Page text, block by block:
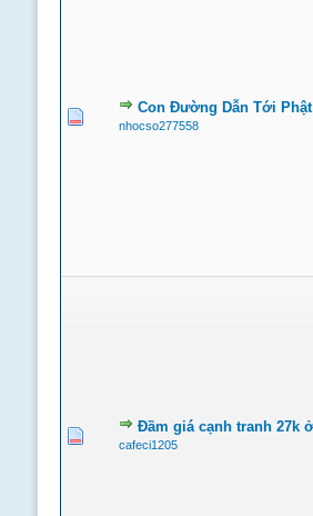
Con Đường Dẫn Tới
nhocso277558
Đầm giá cạnh tranh 27k
cafeci1205